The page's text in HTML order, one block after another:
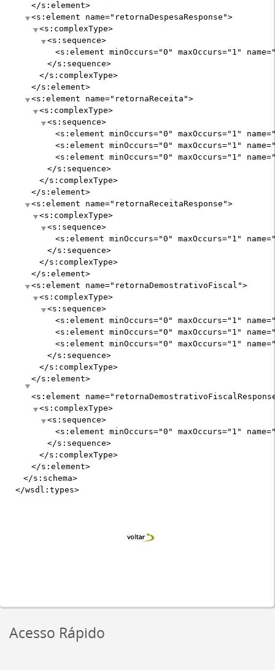
</s:element>
<s:element
name=" retornaDespesaResponse ">
<s:complexType>
<s:sequence>
<s:element minOccurs="0 " maxOccurs=" 1 " name
</s:sequence>
</s:complexType>
</s:element>
<s:element
name=" retornaReceita ">
<s:complexType>
<s:sequence>
<s:element minOccurs="0 " maxOccurs=" 1 " name
<s:element minOccurs="0 " maxOccurs=" 1 " name
<s:element minOccurs="0 " maxOccurs=" 1 " name
</s:sequence>
</s:complexType>
</s:element>
<s:element
name=" retornaReceitaResponse ">
<s:complexType>
<s:sequence>
<s:element minOccurs="0 " maxOccurs=" 1 " name
</s:sequence>
</s:complexType>
</s:element>
<s:element
name=" retornaDemostrativoFiscal ">
<s:complexType>
<s:sequence>
<s:element minOccurs="0 " maxOccurs=" 1 " name
<s:element minOccurs="0 " maxOccurs=" 1 " name
<s:element minOccurs="0 " maxOccurs=" 1 " name
</s:sequence>
</s:complexType>
</s:element>
<s:element
name="
<s:complexType>
<s:sequence>
<s:element minOccurs="0 " maxOccurs=" 1 " name
</s:sequence>
</s:complexType>
</s:element>
</s:schema>
</wsdl:types>
Acesso Rápido